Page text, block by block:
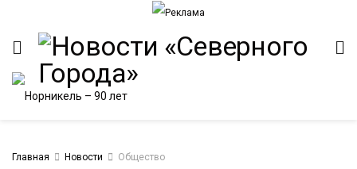
Главная Новости Общество